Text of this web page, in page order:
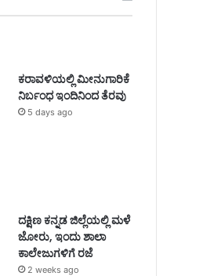
ಕರಾವಳಿಯಲ್ಲಿ ಮೀನುಗಾರಿಕೆ
ನಿರ್ಬಂಧ ಇಂದಿನಿಂದ ತೆರವು
5 days ago
ದಕ್ಷಿಣ ಕನ್ನಡ ಜಿಲ್ಲೆಯಲ್ಲಿ ಮಳೆ
ಜೋರು, ಇಂದು ಶಾಲಾ
ಕಾಲೇಜುಗಳಿಗೆ ರಜೆ
2 weeks ago